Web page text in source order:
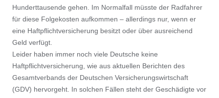
Hunderttausende gehen. Im Normalfall müsste der Radfahrer
für diese Folgekosten aufkommen – allerdings nur, wenn er
eine Haftpflichtversicherung besitzt oder über ausreichend
Geld verfügt.
Leider haben immer noch viele Deutsche keine
Haftpflichtversicherung, wie aus aktuellen Berichten des
Gesamtverbands der Deutschen Versicherungswirtschaft
(GDV) hervorgeht. In solchen Fällen steht der Geschädigte vor